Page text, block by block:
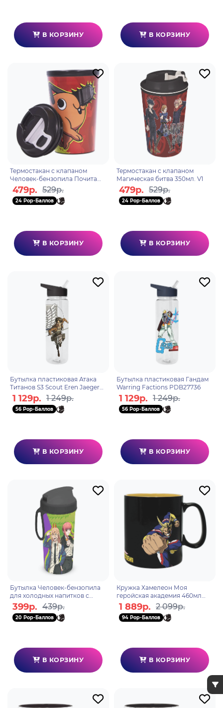
В КОРЗИНУ В КОРЗИНУ
Термостакан с клапаном
Человек-бензопила Почита
350мл.
479р. 529р.
24 Pop-Баллов
В КОРЗИНУ
Термостакан с клапаном
Магическая битва 350мл. V1
479р. 529р.
24 Pop-Баллов
В КОРЗИНУ
Бутылка пластиковая Атака
Титанов S3 Scout Eren Jaeger
PDB27418
1 129р. 1 249р.
56 Pop-Баллов
В КОРЗИНУ
Бутылка пластиковая Гандам
Warring Factions PDB27736
1 129р. 1 249р.
56 Pop-Баллов
В КОРЗИНУ
Бутылка Человек-бензопила
для холодных напитков с
петлей 400мл.
399р. 439р.
20 Pop-Баллов
В КОРЗИНУ
Кружка Хамелеон Моя
геройская академия 460мл
ABYMUG577
1 889р. 2 099р.
94 Pop-Баллов
В КОРЗИНУ